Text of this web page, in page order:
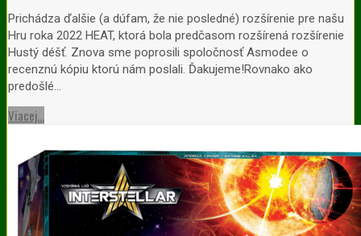
Prichádza ďalšie (a dúfam, že nie posledné) rozšírenie pre našu
Hru roka 2022 HEAT, ktorá bola predčasom rozšírená rozšírenie
Hustý déšť. Znova sme poprosili spoločnosť Asmodee o
recenznú kópiu ktorú nám poslali. Ďakujeme!Rovnako ako
predošlé…
Viacej...